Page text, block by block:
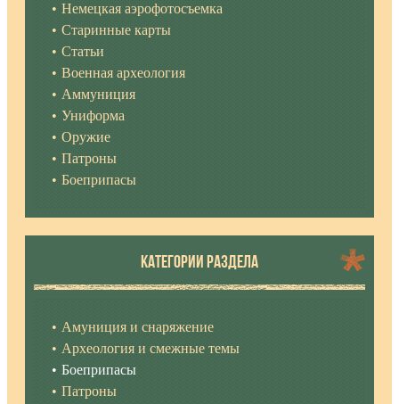
Немецкая аэрофотосъемка
Старинные карты
Статьи
Военная археология
Аммуниция
Униформа
Оружие
Патроны
Боеприпасы
КАТЕГОРИИ РАЗДЕЛА
Амуниция и снаряжение
Археология и смежные темы
Боеприпасы
Патроны